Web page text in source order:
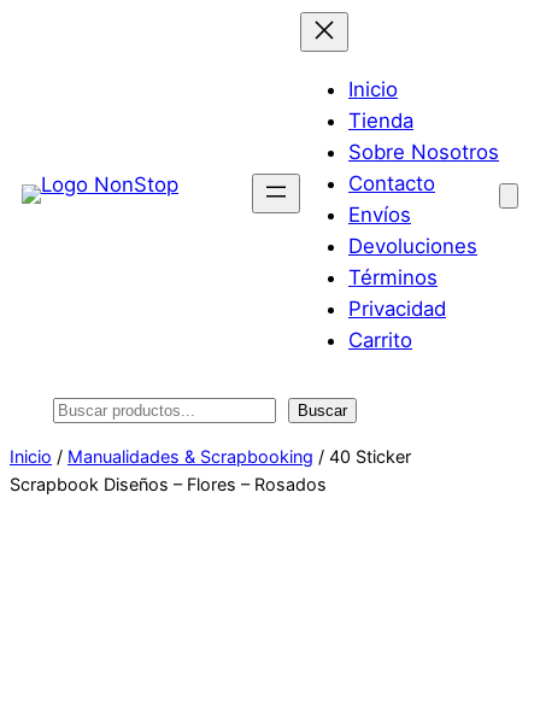
Inicio
Tienda
Sobre Nosotros
Contacto
Envíos
Devoluciones
Términos
Privacidad
Carrito
Buscar Buscar
Inicio / Manualidades & Scrapbooking / 40 Sticker
Scrapbook Diseños – Flores – Rosados